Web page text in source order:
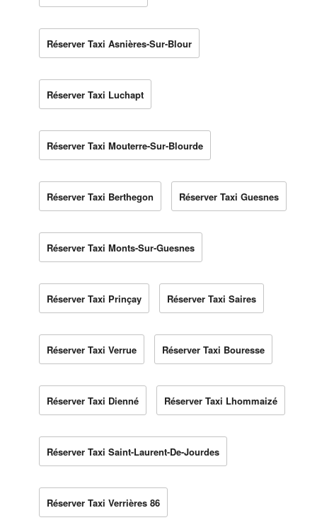
Réserver Taxi Asnières-Sur-Blour
Réserver Taxi Luchapt
Réserver Taxi Mouterre-Sur-Blourde
Réserver Taxi Berthegon Réserver Taxi Guesnes
Réserver Taxi Monts-Sur-Guesnes
Réserver Taxi Prinçay Réserver Taxi Saires
Réserver Taxi Verrue Réserver Taxi Bouresse
Réserver Taxi Dienné Réserver Taxi Lhommaizé
Réserver Taxi Saint-Laurent-De-Jourdes
Réserver Taxi Verrières 86